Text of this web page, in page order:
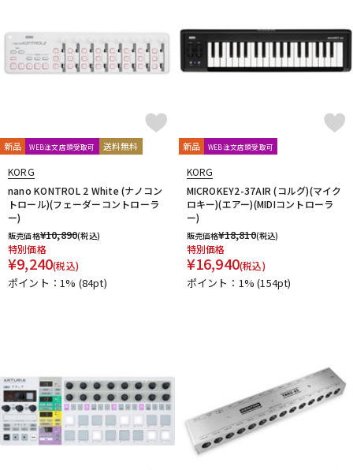
新品 WEB注文店頭受取可 送料無料
KORG
nano KONTROL 2 White (ナノコン
トロール)(フェーダーコントローラ
ー)
販売価格¥10,890(税込)
特別価格
¥9,240(税込)
ポイント：1% (84pt)
新品 WEB注文店頭受取可
KORG
MICROKEY2-37AIR (コルグ)(マイク
ロキー)(エアー)(MIDIコントローラ
ー)
販売価格¥18,810(税込)
特別価格
¥16,940(税込)
ポイント：1%(154pt)